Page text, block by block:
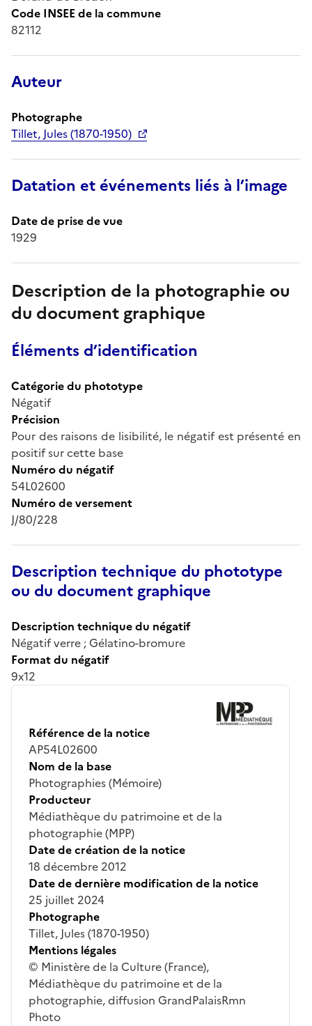
Code INSEE de la commune
82112
Auteur
Photographe
Tillet, Jules (1870-1950)
Datation et événements liés à l’image
Date de prise de vue
1929
Description de la photographie ou
du document graphique
Éléments d’identification
Catégorie du phototype
Négatif
Précision
Pour des raisons de lisibilité, le négatif est présenté en
positif sur cette base
Numéro du négatif
54L02600
Numéro de versement
J/80/228
Description technique du phototype
ou du document graphique
Description technique du négatif
Négatif verre ; Gélatino-bromure
Format du négatif
9x12
Référence de la notice
AP54L02600
Nom de la base
Photographies (Mémoire)
Producteur
Médiathèque du patrimoine et de la
photographie (MPP)
Date de création de la notice
18 décembre 2012
Date de dernière modification de la notice
25 juillet 2024
Photographe
Tillet, Jules (1870-1950)
Mentions légales
© Ministère de la Culture (France),
Médiathèque du patrimoine et de la
photographie, diffusion GrandPalaisRmn
Photo